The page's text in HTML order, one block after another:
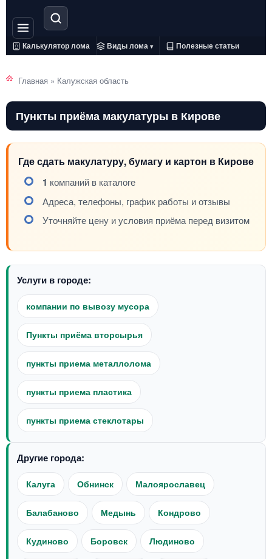
Калькулятор лома Виды лома ▾ Полезные статьи
Главная » Калужская область
Пункты приёма макулатуры в Кирове
Где сдать макулатуру, бумагу и картон в Кирове
1 компаний в каталоге
Адреса, телефоны, график работы и отзывы
Уточняйте цену и условия приёма перед визитом
Услуги в городе:
компании по вывозу мусора
Пункты приёма вторсырья
пункты приема металлолома
пункты приема пластика
пункты приема стеклотары
Другие города:
Калуга Обнинск Малоярославец
Балабаново Медынь Кондрово
Кудиново Боровск Людиново